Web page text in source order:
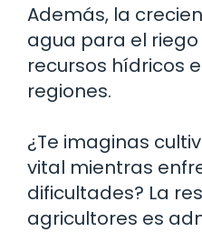
Además, la
agua para el
recursos hídricos
regiones.
¿Te imaginas
vital mientras
dificultades? La
agricultores es